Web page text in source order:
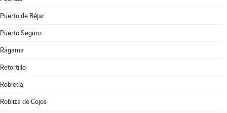
Puerto de Béjar
Puerto Seguro
Rágama
Retortillo
Robleda
Robliza de Cojos